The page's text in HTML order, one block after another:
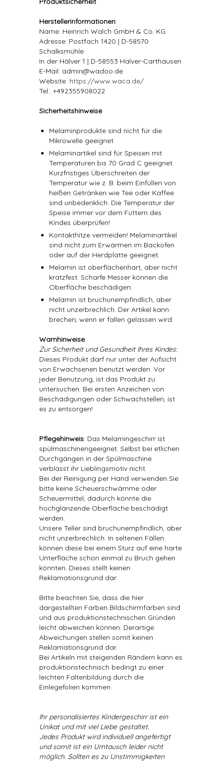
Herstellerinformationen
Name: Heinrich Walch GmbH & Co. KG
Adresse: Postfach 1420 | D-58570
Schalksmühle
In der Hälver 1 | D-58553 Halver-Carthausen
E-Mail: admin@wadoo.de
Website: https://www.waca.de/
Tel.: +492355908022
Sicherheitshinweise
Melaminprodukte sind nicht für die
Mikrowelle geeignet
Melaminartikel sind für Speisen mit
Temperaturen bis 70 Grad C geeignet.
Kurzfristiges Überschreiten der
Temperatur wie z. B. beim Einfüllen von
heißen Getränken wie Tee oder Kaffee
sind unbedenklich. Die Temperatur der
Speise immer vor dem Füttern des
Kindes überprüfen!
Kontakthitze vermeiden! Melaminartikel
sind nicht zum Erwärmen im Backofen
oder auf der Herdplatte geeignet.
Melamin ist oberflächenhart, aber nicht
kratzfest. Scharfe Messer können die
Oberfläche beschädigen.
Melamin ist bruchunempfindlich, aber
nicht unzerbrechlich. Der Artikel kann
brechen, wenn er fallen gelassen wird.
Warnhinweise
Zur Sicherheit und Gesundheit Ihres Kindes:
Dieses Produkt darf nur unter der Aufsicht
von Erwachsenen benutzt werden. Vor
jeder Benutzung, ist das Produkt zu
untersuchen. Bei ersten Anzeichen von
Beschädigungen oder Schwachstellen, ist
es zu entsorgen!
Pflegehinweis: Das Melamingeschirr ist
spülmaschinengeeignet. Selbst bei etlichen
Durchgängen in der Spülmaschine
verblasst ihr Lieblingsmotiv nicht.
Bei der Reinigung per Hand verwenden Sie
bitte keine Scheuerschwämme oder
Scheuermittel, dadurch könnte die
hochglänzende Oberfläche beschädigt
werden.
Unsere Teller sind bruchunempfindlich, aber
nicht unzerbrechlich. In seltenen Fällen
können diese bei einem Sturz auf eine harte
Unterfläche schon einmal zu Bruch gehen
könnten. Dieses stellt keinen
Reklamationsgrund dar.
Bitte beachten Sie, dass die hier
dargestellten Farben Bildschirmfarben sind
und aus produktionstechnischen Gründen
leicht abweichen können. Derartige
Abweichungen stellen somit keinen
Reklamationsgrund dar.
Bei Artikeln mit steigenden Rändern kann es
produktionstechnisch bedingt zu einer
leichten Faltenbildung durch die
Einlegefolien kommen.
Ihr personalisiertes Kindergeschirr ist ein
Unikat und mit viel Liebe gestaltet.
Jedes Produkt wird individuell angefertigt
und somit ist ein Umtausch leider nicht
möglich. Sollten es zu Unstimmigkeiten